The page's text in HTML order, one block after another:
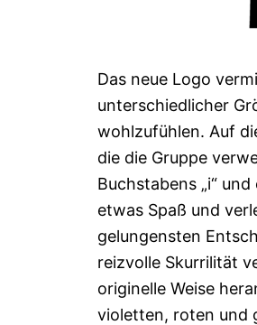
Das neue Logo
unterschiedlicher
wohlzufühlen. Auf
die die Gruppe
Buchstabens „i“
etwas Spaß und
gelungensten
reizvolle Skurrilität
originelle Weise
violetten, roten und